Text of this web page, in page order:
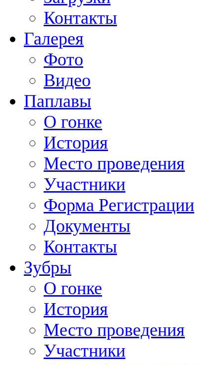
Контакты
Галерея
Фото
Видео
Паплавы
О гонке
История
Место проведения
Участники
Форма Регистрации
Документы
Контакты
Зубры
О гонке
История
Место проведения
Участники